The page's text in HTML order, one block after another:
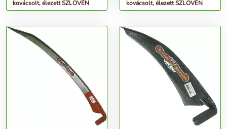
kovácsolt, élezett SZLOVÉN
kovácsolt, élezett SZLOVÉN